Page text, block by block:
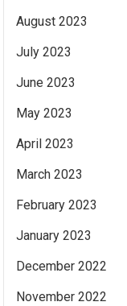
August 2023
July 2023
June 2023
May 2023
April 2023
March 2023
February 2023
January 2023
December 2022
November 2022